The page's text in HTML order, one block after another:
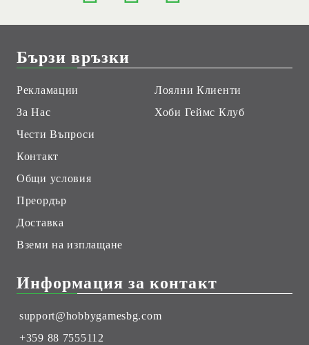
Бързи връзки
Рекламации
За Нас
Чести Въпроси
Контакт
Общи условия
Преордър
Доставка
Вземи на изплащане
Лоялни Клиенти
Хоби Геймс Клуб
Информация за контакт
support@hobbygamesbg.com
+359 88 7555112